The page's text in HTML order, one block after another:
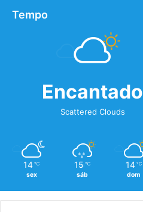
Tempo
Encantado
Scattered Clouds
14 ℃
sex
15 ℃
sáb
14 ℃
dom